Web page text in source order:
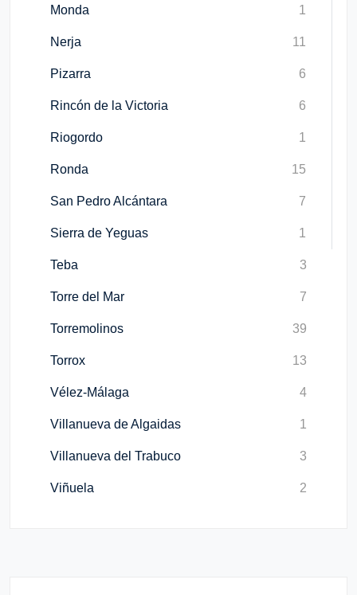
Monda 1
Nerja 11
Pizarra 6
Rincón de la Victoria 6
Riogordo 1
Ronda 15
San Pedro Alcántara 7
Sierra de Yeguas 1
Teba 3
Torre del Mar 7
Torremolinos 39
Torrox 13
Vélez-Málaga 4
Villanueva de Algaidas 1
Villanueva del Trabuco 3
Viñuela 2